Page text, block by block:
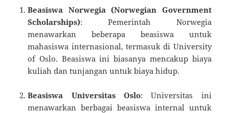
Beasiswa Norwegia (Norwegian Government
Scholarships): Pemerintah Norwegia
menawarkan beberapa beasiswa untuk
mahasiswa internasional, termasuk di University
of Oslo. Beasiswa ini biasanya mencakup biaya
kuliah dan tunjangan untuk biaya hidup.
Beasiswa Universitas Oslo: Universitas ini
menawarkan berbagai beasiswa internal untuk